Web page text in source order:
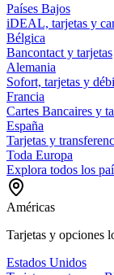
Países Bajos
iDEAL, tarjetas y
Bélgica
Bancontact y tarjetas
Alemania
Sofort, tarjetas y
Francia
Cartes Bancaires y
España
Tarjetas y
Toda Europa
Explora todos los
Américas
Tarjetas y opciones
Estados Unidos